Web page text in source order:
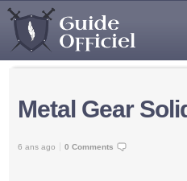
Metal Gear
6 ans ago 0 Comments